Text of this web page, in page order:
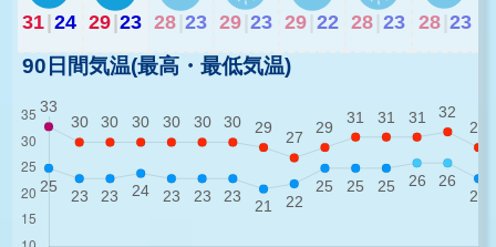
31|24 29|23 28 23 29 23 29 22 28 23 28 23
90日間気温(最高・最低気温)